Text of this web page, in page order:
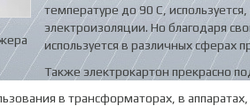
температуре до 90 C,
электроизоляции. Но благодаря
используется в различных сферах
Также электрокартон прекрасно
в трансформаторах, в